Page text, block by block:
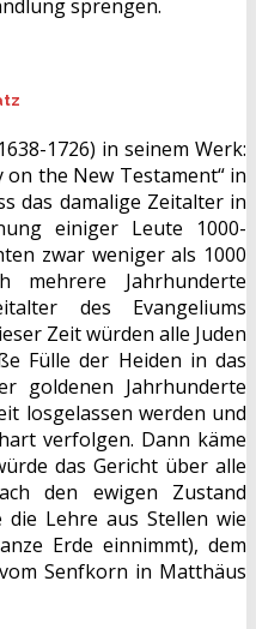
sprengen.
1726) in seinem Werk:
on the New Testament“ in
das damalige Zeitalter in
einiger Leute 1000-
zwar weniger als 1000
mehrere Jahrhunderte
des Evangeliums
Zeit würden alle Juden
Fülle der Heiden in das
goldenen Jahrhunderte
losgelassen werden und
verfolgen. Dann käme
das Gericht über alle
den ewigen Zustand
Lehre aus Stellen wie
Erde einnimmt), dem
Senfkorn in Matthäus